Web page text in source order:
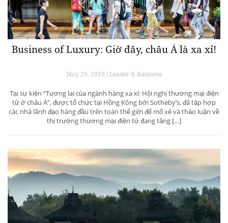
Business of Luxury: Giờ đây, châu Á là xa xỉ!
May 29, 2019 / Leader & Business
Tại sự kiện “Tương lai của ngành hàng xa xỉ: Hội nghị thương mại điện
tử ở châu Á”, được tổ chức tại Hồng Kông bởi Sotheby’s, đã tập hợp
các nhà lãnh đạo hàng đầu trên toàn thế giới để mổ xẻ và thảo luận về
thị trường thương mại điện tử đang tăng […]